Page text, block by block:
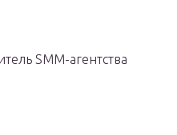
SMM-агентства